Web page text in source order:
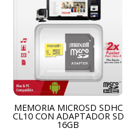
MEMORIA MICROSD SDHC
CL10 CON ADAPTADOR SD
16GB